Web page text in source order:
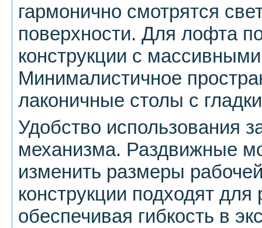
гармонично смотрятся
поверхности. Для лофта
конструкции с
Минималистичное
лаконичные столы с
Удобство использования
механизма. Раздвижные
изменить размеры
конструкции подходят для
обеспечивая гибкость в